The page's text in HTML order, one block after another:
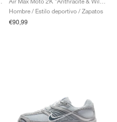
Hombre / Estilo deportivo / Zapatos
€90,99